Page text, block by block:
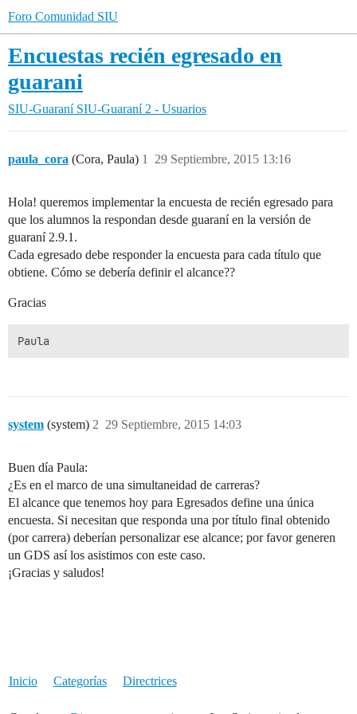
Foro Comunidad SIU
Encuestas recién egresado en
guarani
SIU-Guaraní SIU-Guaraní 2 - Usuarios
paula_cora (Cora, Paula) 29 Septiembre, 2015 13:16
1
Hola! queremos implementar la encuesta de recién egresado para
que los alumnos la respondan desde guaraní en la versión de
guaraní 2.9.1.
Cada egresado debe responder la encuesta para cada título que
obtiene. Cómo se debería definir el alcance??
Gracias
system (system) 29 Septiembre, 2015 14:03
2
Buen día Paula:
¿Es en el marco de una simultaneidad de carreras?
El alcance que tenemos hoy para Egresados define una única
encuesta. Si necesitan que responda una por título final obtenido
(por carrera) deberían personalizar ese alcance; por favor generen
un GDS así los asistimos con este caso.
¡Gracias y saludos!
Inicio Categorías Directrices